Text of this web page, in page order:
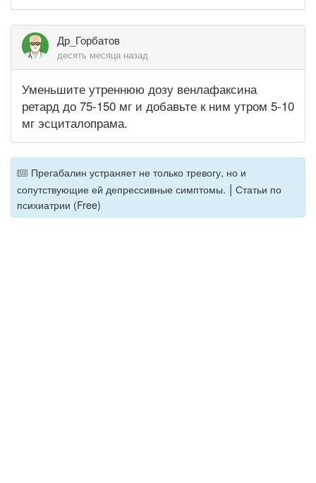
Др_Горбатов
десять месяца назад
Уменьшите утреннюю дозу венлафаксина
ретард до 75-150 мг и добавьте к ним утром 5-10
мг эсциталопрама.
Прегабалин устраняет не только тревогу, но и
сопутствующие ей депрессивные симптомы. | Статьи по
психиатрии (Free)